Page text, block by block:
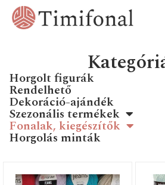
Horgolt figurák
Rendelhető
Dekoráció-ajándék
Szezonális termékek
Fonalak, kiegészítők
Horgolás minták